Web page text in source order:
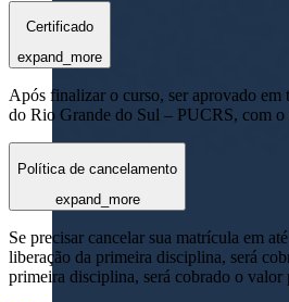
Certificado
expand_more
Após finalizar o curso, ser aprovado
do Rio Grande do Sul – PUCRS, com
Política de cancelamento
expand_more
Se precisar cancelar sua matrícula em
liberação da primeira disciplina, será
primeira disciplina, será cobrado o valor